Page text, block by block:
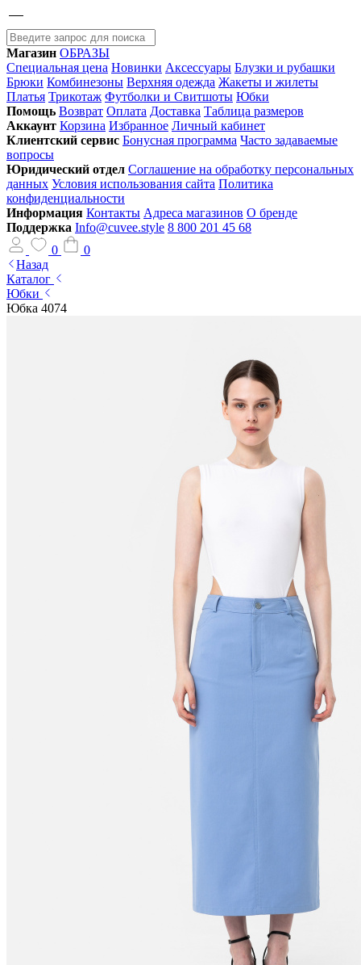
Магазин ОБРАЗЫ
Специальная цена Новинки Аксессуары Блузки и рубашки
Брюки Комбинезоны Верхняя одежда Жакеты и жилеты
Платья Трикотаж Футболки и Свитшоты Юбки
Помощь Возврат Оплата Доставка Таблица размеров
Аккаунт Корзина Избранное Личный кабинет
Клиентский сервис Бонусная программа Часто задаваемые
вопросы
Юридический отдел Соглашение на обработку персональных
данных Условия использования сайта Политика
конфиденциальности
Информация Контакты Адреса магазинов О бренде
Поддержка Info@cuvee.style 8 800 201 45 68
0
0
Назад
Каталог
Юбки
Юбка 4074